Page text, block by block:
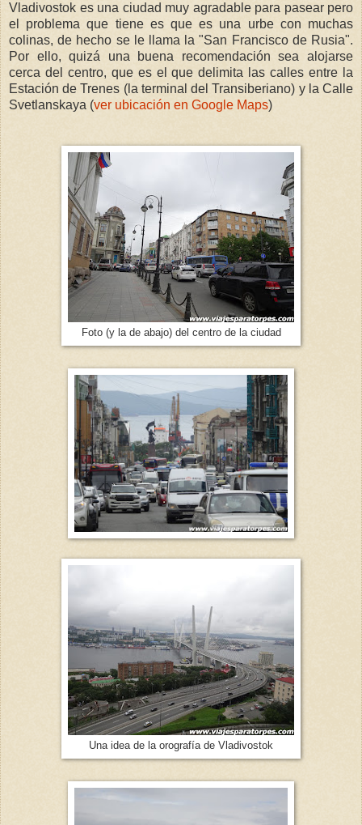
Vladivostok es una ciudad muy agradable para pasear pero
el problema que tiene es que es una urbe con muchas
colinas, de hecho se le llama la "San Francisco de Rusia".
Por ello, quizá una buena recomendación sea alojarse
cerca del centro, que es el que delimita las calles entre la
Estación de Trenes (la terminal del Transiberiano) y la Calle
Svetlanskaya (ver ubicación en Google Maps)
Foto (y la de abajo) del centro de la ciudad
Una idea de la orografía de Vladivostok